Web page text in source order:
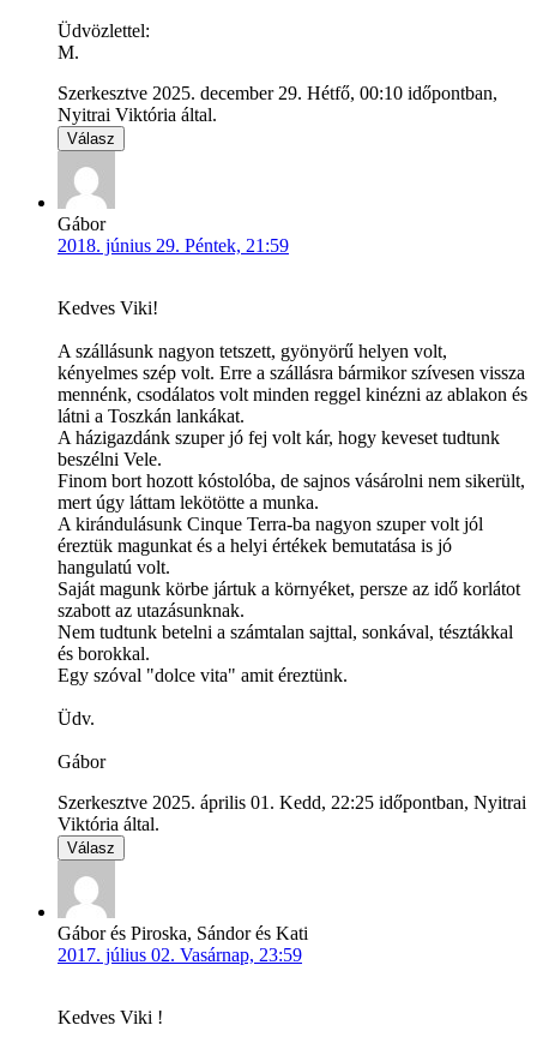
Üdvözlettel:
M.
Szerkesztve 2025. december 29. Hétfő, 00:10 időpontban,
Nyitrai Viktória által.
Válasz
Gábor
2018. június 29. Péntek, 21:59
Kedves Viki!
A szállásunk nagyon tetszett, gyönyörű helyen volt,
kényelmes szép volt. Erre a szállásra bármikor szívesen vissza
mennénk, csodálatos volt minden reggel kinézni az ablakon és
látni a Toszkán lankákat.
A házigazdánk szuper jó fej volt kár, hogy keveset tudtunk
beszélni Vele.
Finom bort hozott kóstolóba, de sajnos vásárolni nem sikerült,
mert úgy láttam lekötötte a munka.
A kirándulásunk Cinque Terra-ba nagyon szuper volt jól
éreztük magunkat és a helyi értékek bemutatása is jó
hangulatú volt.
Saját magunk körbe jártuk a környéket, persze az idő korlátot
szabott az utazásunknak.
Nem tudtunk betelni a számtalan sajttal, sonkával, tésztákkal
és borokkal.
Egy szóval "dolce vita" amit éreztünk.
Üdv.
Gábor
Szerkesztve 2025. április 01. Kedd, 22:25 időpontban, Nyitrai
Viktória által.
Válasz
Gábor és Piroska, Sándor és Kati
2017. július 02. Vasárnap, 23:59
Kedves Viki !